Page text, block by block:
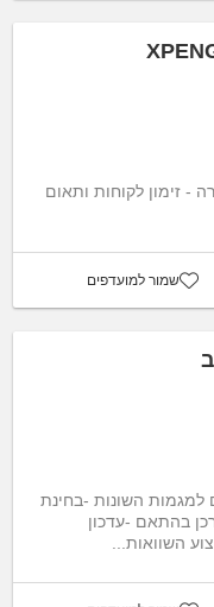
- מתן שירות ללקוחות הפרימיום של החברה - זימון לקוחות ותאום
שמור למועדפים
השונות -בחינת
בהתאם -עדכון
השוואות...